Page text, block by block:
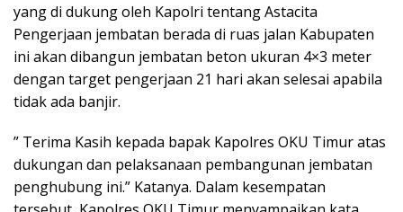
yang di dukung oleh Kapolri tentang Astacita
Pengerjaan jembatan berada di ruas jalan Kabupaten
ini akan dibangun jembatan beton ukuran 4×3 meter
dengan target pengerjaan 21 hari akan selesai apabila
tidak ada banjir.
” Terima Kasih kepada bapak Kapolres OKU Timur atas
dukungan dan pelaksanaan pembangunan jembatan
penghubung ini.” Katanya. Dalam kesempatan